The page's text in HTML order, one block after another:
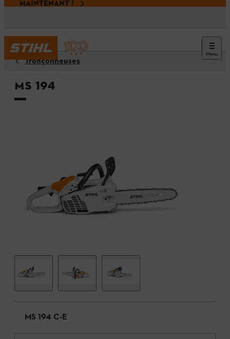
MAINTENANT !
Menu
Tronçonneuses
MS 194
MS 194 C-E